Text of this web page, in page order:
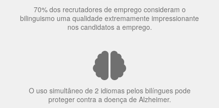
O uso simultâneo de 2 idiomas pelos bilíngues pode
proteger contra a doença de Alzheimer.